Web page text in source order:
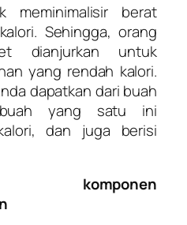
meminimalisir berat
Sehingga, orang
dianjurkan untuk
yang rendah kalori.
dapatkan dari buah
yang satu ini
dan juga berisi
komponen